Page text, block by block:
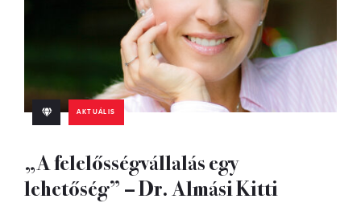
AKTUÁLIS
„A felelősségvállalás egy
lehetőség” – Dr. Almási Kitti